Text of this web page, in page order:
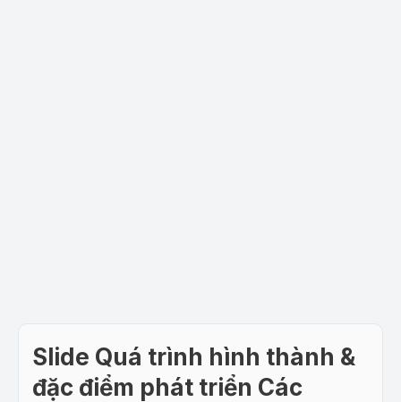
Slide Quá trình hình thành &
đặc điểm phát triển Các